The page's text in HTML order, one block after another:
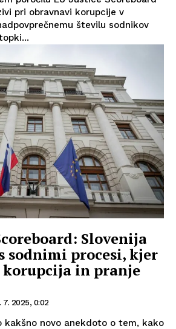
pri obravnavi korupcije v
številu sodnikov
Slovenija
sodnimi procesi, kjer
korupcija in pranje
7. 2025, 0:02
kakšno novo anekdoto o tem, kako